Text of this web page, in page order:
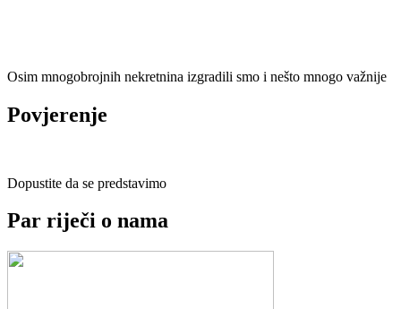
Osim mnogobrojnih nekretnina izgradili smo i nešto mnogo važnije
Povjerenje
Dopustite da se predstavimo
Par riječi o nama